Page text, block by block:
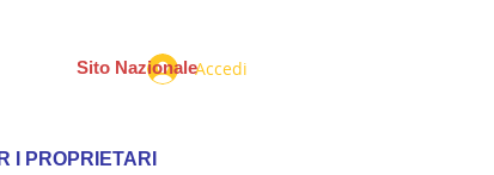
Accedi
Sito Nazionale
I PROPRIETARI